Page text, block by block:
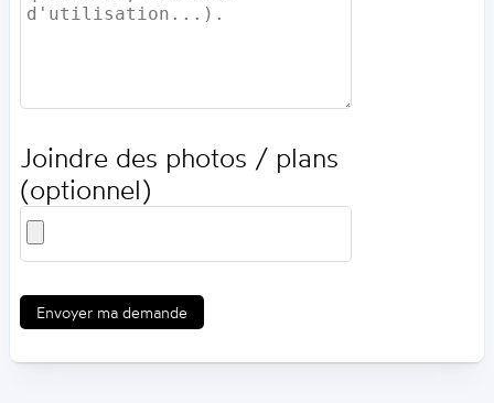
Joindre des photos / plans
(optionnel)
Envoyer ma demande